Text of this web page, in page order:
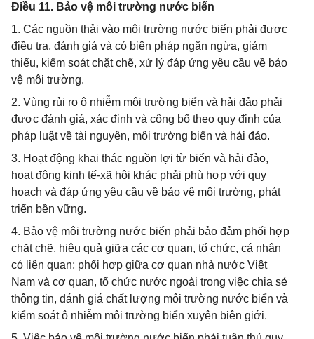
Điều 11. Bảo vệ môi trường nước biển
1. Các nguồn thải vào môi trường nước biển phải được
điều tra, đánh giá và có biện pháp ngăn ngừa, giảm
thiểu, kiểm soát chặt chẽ, xử lý đáp ứng yêu cầu về bảo
vệ môi trường.
2. Vùng rủi ro ô nhiễm môi trường biển và hải đảo phải
được đánh giá, xác định và công bố theo quy định của
pháp luật về tài nguyên, môi trường biển và hải đảo.
3. Hoạt động khai thác nguồn lợi từ biển và hải đảo,
hoạt động kinh tế-xã hội khác phải phù hợp với quy
hoạch và đáp ứng yêu cầu về bảo vệ môi trường, phát
triển bền vững.
4. Bảo vệ môi trường nước biển phải bảo đảm phối hợp
chặt chẽ, hiệu quả giữa các cơ quan, tổ chức, cá nhân
có liên quan; phối hợp giữa cơ quan nhà nước Việt
Nam và cơ quan, tổ chức nước ngoài trong việc chia sẻ
thông tin, đánh giá chất lượng môi trường nước biển và
kiểm soát ô nhiễm môi trường biển xuyên biên giới.